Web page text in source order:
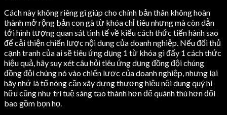
Cách này không riêng gì giúp cho chính bản thân không hoàn
thành mở rộng bản con gà từ khóa chỉ tiêu nhưng mà còn dẫn
tới hình tượng quan sát tinh tế về kiểu cách thức tiến hành sao
để cải thiện chiến lược nội dung của doanh nghiệp. Nếu đối thủ
cạnh tranh của ai sẽ tiêu ứng dụng 1 từ khóa gì đấy 1 cách thức
hiệu quả, hãy suy xét câu hỏi tiêu ứng dụng đồng đội chúng
đồng đội chúng nó vào chiến lược của doanh nghiệp, nhưng lại
hãy nhớ là tổ nóng cần xây dựng thương hiệu nội dung quý hi
hữu cũng như trí tuệ sáng tạo thành hơn để quánh thù hơn đối
bao gồm bọn họ.